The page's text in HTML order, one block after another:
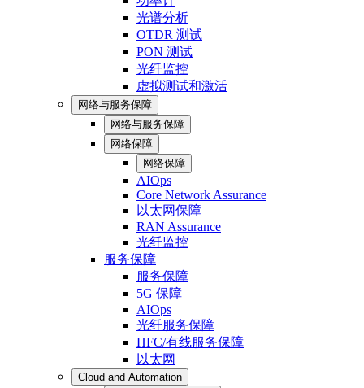
光谱分析
OTDR 测试
PON 测试
光纤监控
虚拟测试和激活
网络与服务保障
网络与服务保障
网络保障
网络保障
AIOps
Core Network Assurance
以太网保障
RAN Assurance
光纤监控
服务保障
服务保障
5G 保障
AIOps
光纤服务保障
HFC/有线服务保障
以太网
Cloud and Automation